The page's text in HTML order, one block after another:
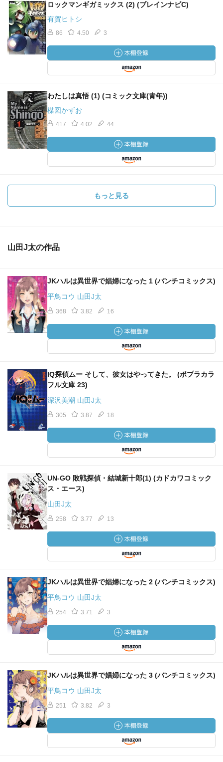
ロックマンギガミックス (2) (ブレインナビC)
有賀ヒトシ
86 4.50 3
わたしは真悟 (1) (コミック文庫(青年))
楳図かずお
417 4.02 44
もっと見る
山田J太の作品
JKハルは異世界で娼婦になった 1 (バンチコミックス)
平鳥コウ 山田J太
368 3.82 16
IQ探偵ムー そして、彼女はやってきた。 (ポプラカラ
フル文庫 23)
深沢美潮 山田J太
305 3.87 18
UN‐GO 敗戦探偵・結城新十郎(1) (カドカワコミック
ス・エース)
山田J太
258 3.77 13
JKハルは異世界で娼婦になった 2 (バンチコミックス)
平鳥コウ 山田J太
254 3.71 3
JKハルは異世界で娼婦になった 3 (バンチコミックス)
平鳥コウ 山田J太
251 3.82 3